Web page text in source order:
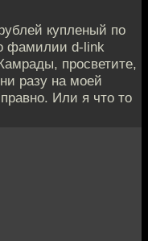
купленый по
фамилии d-link
просветите,
разу на моей
Или я что то